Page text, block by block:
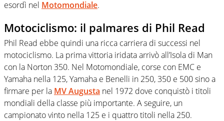
esordì nel Motomondiale.
Motociclismo: il palmares di Phil Read
Phil Read ebbe quindi una ricca carriera di successi nel
motociclismo. La prima vittoria iridata arrivò all’Isola di Man
con la Norton 350. Nel Motomondiale, corse con EMC e
Yamaha nella 125, Yamaha e Benelli in 250, 350 e 500 sino a
firmare per la MV Augusta nel 1972 dove conquistò i titoli
mondiali della classe più importante. A seguire, un
campionato vinto nella 125 e i quattro titoli nella 250.